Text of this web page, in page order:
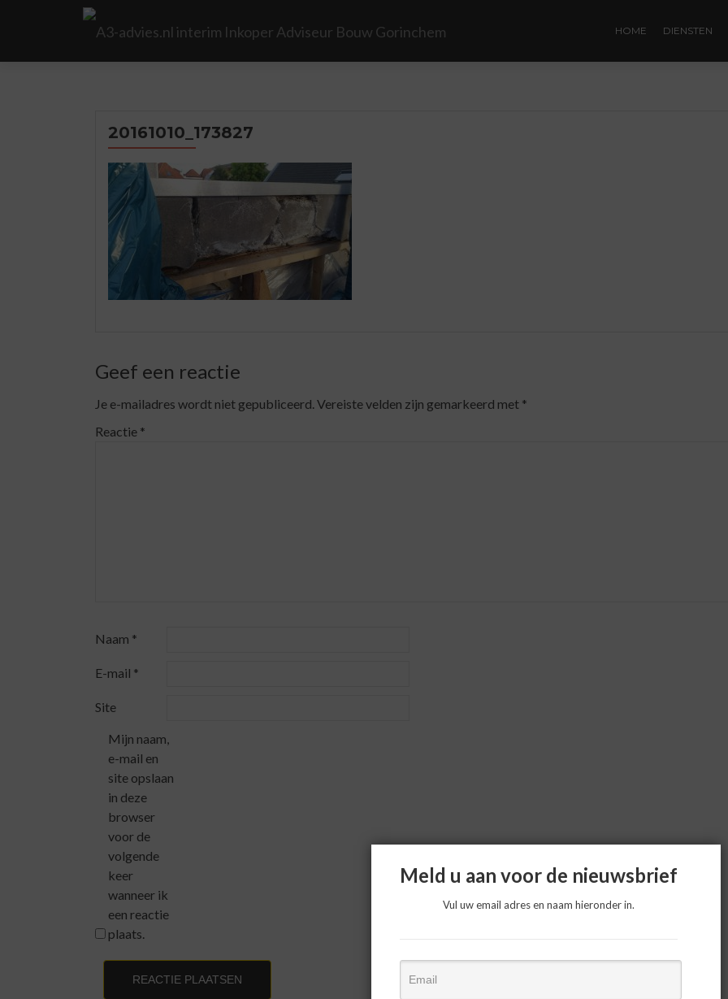
HOME DIENSTEN
20161010_173827
Geef een reactie
Je e-mailadres wordt niet gepubliceerd.Vereiste velden zijn gemarkeerd met *
Reactie *
Naam *
E-mail *
Site
Mijn naam,
e-mail en
site opslaan
in deze
browser
voor de
volgende
keer
wanneer ik
een reactie
plaats.
Meld u aan voor de nieuwsbrief
Vul uw email adres en naam hieronder in.